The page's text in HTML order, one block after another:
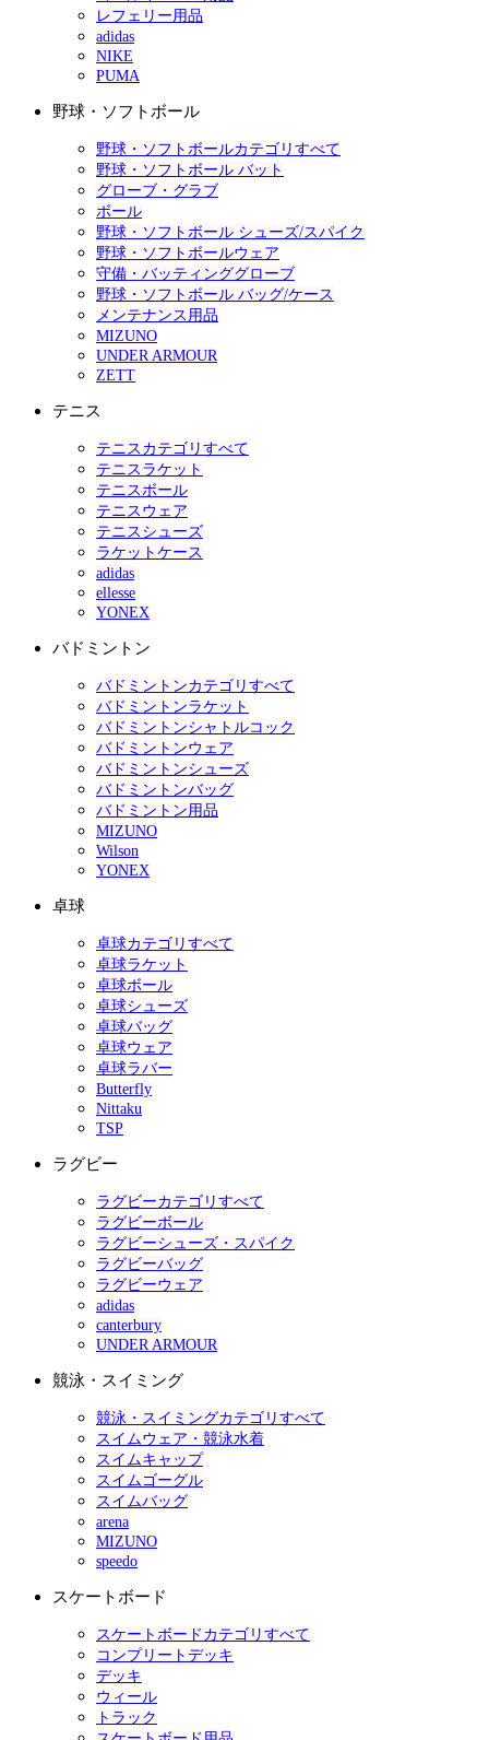
レフェリー用品
adidas
NIKE
PUMA
野球・ソフトボール
野球・ソフトボールカテゴリすべて
野球・ソフトボール バット
グローブ・グラブ
ボール
野球・ソフトボール シューズ/スパイク
野球・ソフトボールウェア
守備・バッティンググローブ
野球・ソフトボール バッグ/ケース
メンテナンス用品
MIZUNO
UNDER ARMOUR
ZETT
テニス
テニスカテゴリすべて
テニスラケット
テニスボール
テニスウェア
テニスシューズ
ラケットケース
adidas
ellesse
YONEX
バドミントン
バドミントンカテゴリすべて
バドミントンラケット
バドミントンシャトルコック
バドミントンウェア
バドミントンシューズ
バドミントンバッグ
バドミントン用品
MIZUNO
Wilson
YONEX
卓球
卓球カテゴリすべて
卓球ラケット
卓球ボール
卓球シューズ
卓球バッグ
卓球ウェア
卓球ラバー
Butterfly
Nittaku
TSP
ラグビー
ラグビーカテゴリすべて
ラグビーボール
ラグビーシューズ・スパイク
ラグビーバッグ
ラグビーウェア
adidas
canterbury
UNDER ARMOUR
競泳・スイミング
競泳・スイミングカテゴリすべて
スイムウェア・競泳水着
スイムキャップ
スイムゴーグル
スイムバッグ
arena
MIZUNO
speedo
スケートボード
スケートボードカテゴリすべて
コンプリートデッキ
デッキ
ウィール
トラック